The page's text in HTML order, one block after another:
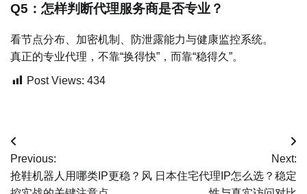
Q5：怎样判断代理服务商是否专业？
看节点分布、加密机制、防泄露能力与健康监控系统。
真正的专业代理，不靠“换得快”，而靠“稳得久”。
Post Views: 434
文
章
Previous:
抢鞋机器人用哪类IP更稳？风
Next:
日本住宅代理IP怎么选？稳定